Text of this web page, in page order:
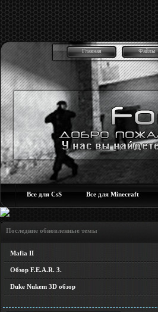
Главная Файлы
Все для CsS Все для Minecraft
Последние
Mafia II
Обзор F.E.A.R. 3.
Duke Nukem 3D обзор